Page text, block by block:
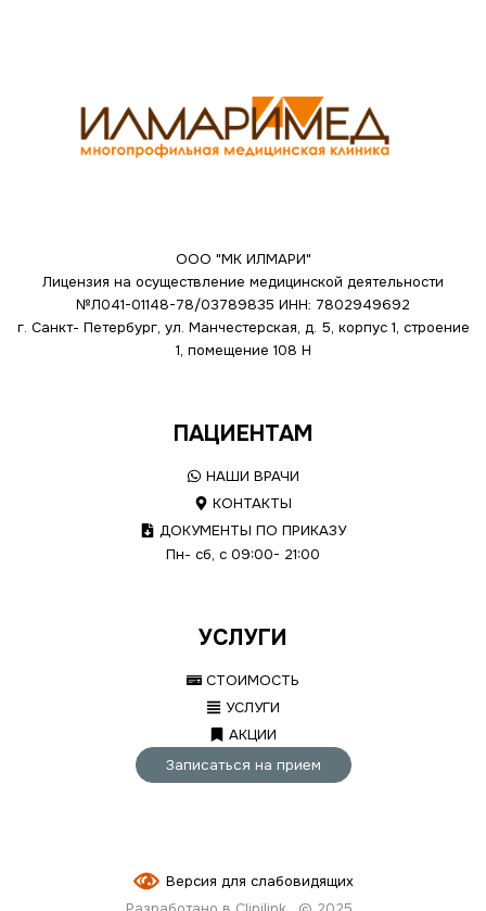
ООО "МК ИЛМАРИ"
Лицензия на осуществление медицинской деятельности
№Л041-01148-78/03789835 ИНН: 7802949692
г. Санкт- Петербург, ул. Манчестерская, д. 5, корпус 1, строение
1, помещение 108 Н
ПАЦИЕНТАМ
НАШИ ВРАЧИ
КОНТАКТЫ
ДОКУМЕНТЫ ПО ПРИКАЗУ
Пн- сб, с 09:00- 21:00
УСЛУГИ
СТОИМОСТЬ
УСЛУГИ
АКЦИИ
Записаться на прием
Версия для слабовидящих